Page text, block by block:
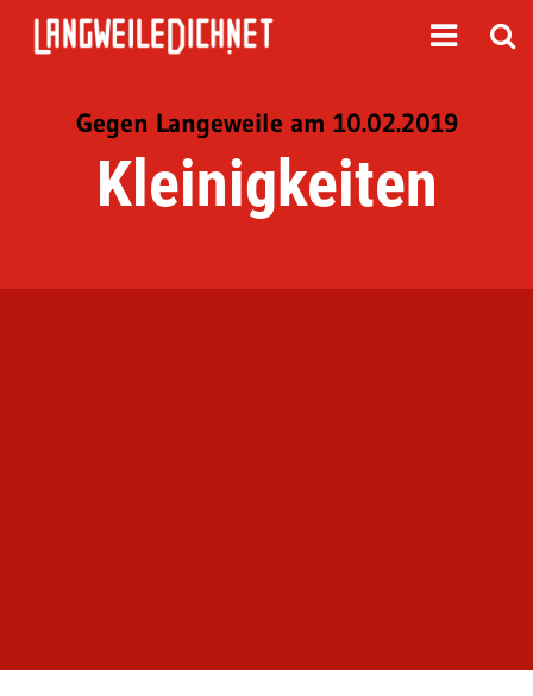
Gegen Langeweile am 10.02.2019
Kleinigkeiten